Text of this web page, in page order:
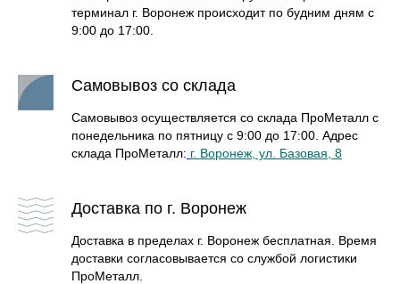
терминал г. Воронеж происходит по будним дням с
9:00 до 17:00.
Самовывоз со склада
Самовывоз осуществляется со склада ПроМеталл с
понедельника по пятницу с 9:00 до 17:00. Адрес
склада ПроМеталл: г. Воронеж, ул. Базовая, 8
Доставка по г. Воронеж
Доставка в пределах г. Воронеж бесплатная. Время
доставки согласовывается со службой логистики
ПроМеталл.
8. Каменные порталы